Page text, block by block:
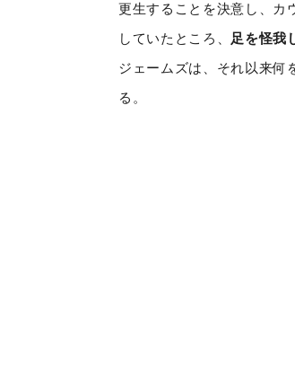
更生することを決意し、カ
していたところ、
足を怪我
ジェームズは、それ以来何
る。